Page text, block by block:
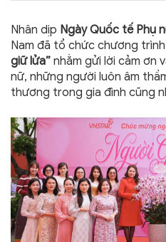
Nhân dịp Ngày Quốc tế Phụ
Nam đã tổ chức chương
giữ lửa” nhằm gửi lời cảm ơn
nữ, những người luôn âm
thương trong gia đình cũng